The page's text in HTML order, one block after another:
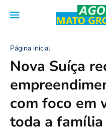
Página inicial
Nova Suíça
com foco em
toda a família